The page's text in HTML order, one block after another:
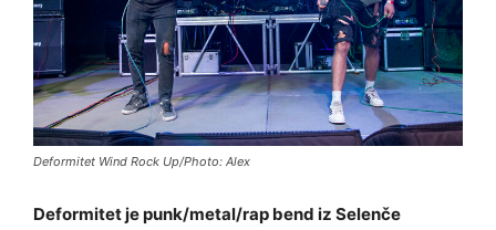
Deformitet Wind Rock Up/Photo: Alex
Deformitet je punk/metal/rap bend iz Selenče